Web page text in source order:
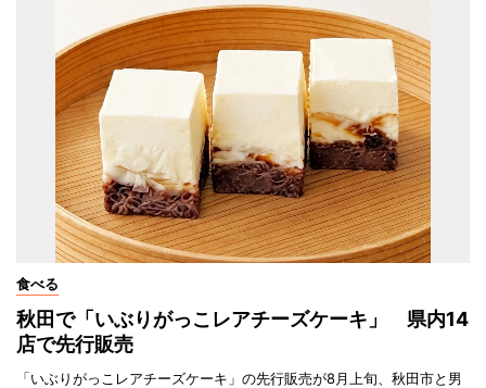
食べる
秋田で「いぶりがっこレアチーズケーキ」 県内14
店で先行販売
「いぶりがっこレアチーズケーキ」の先行販売が8月上旬、秋田市と男